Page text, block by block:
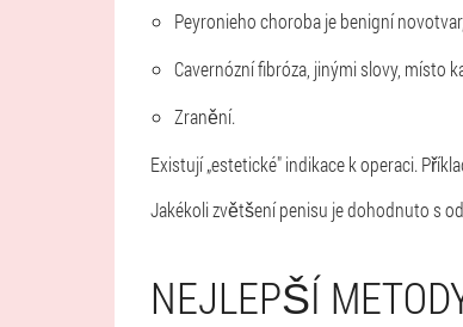
Peyronieho choroba je benigní
Cavernózní fibróza, jinými slovy, místo
Zranění.
Existují „estetické" indikace k operaci.
Jakékoli zvětšení penisu je dohodnuto s
NEJLEPŠÍ